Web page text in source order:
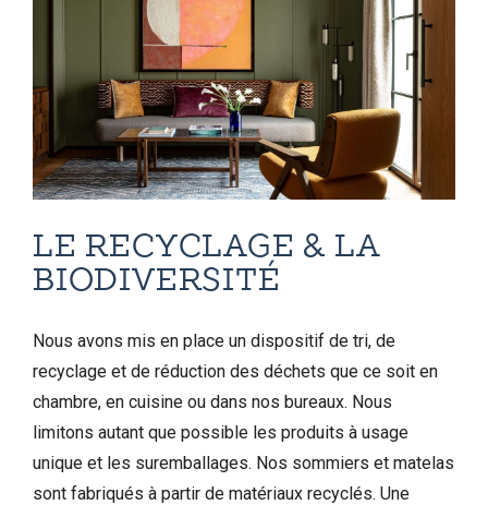
LE RECYCLAGE & LA
BIODIVERSITÉ
Nous avons mis en place un dispositif de tri, de
recyclage et de réduction des déchets que ce soit en
chambre, en cuisine ou dans nos bureaux. Nous
limitons autant que possible les produits à usage
unique et les suremballages. Nos sommiers et matelas
sont fabriqués à partir de matériaux recyclés. Une